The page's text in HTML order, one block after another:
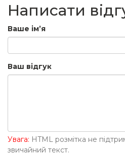
Написати
Ваше ім’я
Ваш відгук
Увага: HTML розмітка не
звичайний текст.